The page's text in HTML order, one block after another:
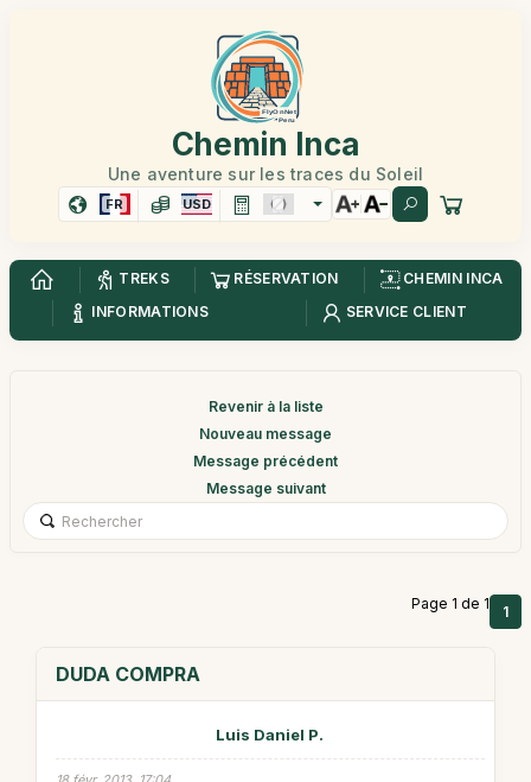
Chemin Inca
Une aventure sur les traces du Soleil
FR USD
TREKS RÉSERVATION
CHEMIN INCA
INFORMATIONS
SERVICE CLIENT
Revenir à la liste
Nouveau message
Message précédent
Message suivant
Page 1 de 1 1
DUDA COMPRA
Luis Daniel P.